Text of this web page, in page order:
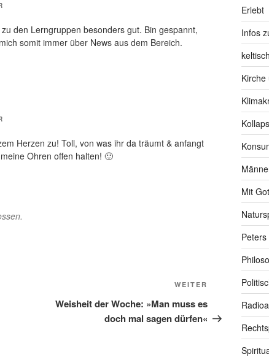
den Lerngruppen besonders gut. Bin gespannt,
somit immer über News aus dem Bereich.
Herzen zu! Toll, von was ihr da träumt & anfangt
Ohren offen halten! 🙂
Nächster
Beitrag
WEITER
Weisheit der Woche: »Man muss es
doch mal sagen dürfen«
Erlebt
Infos
Kollaps
Mit